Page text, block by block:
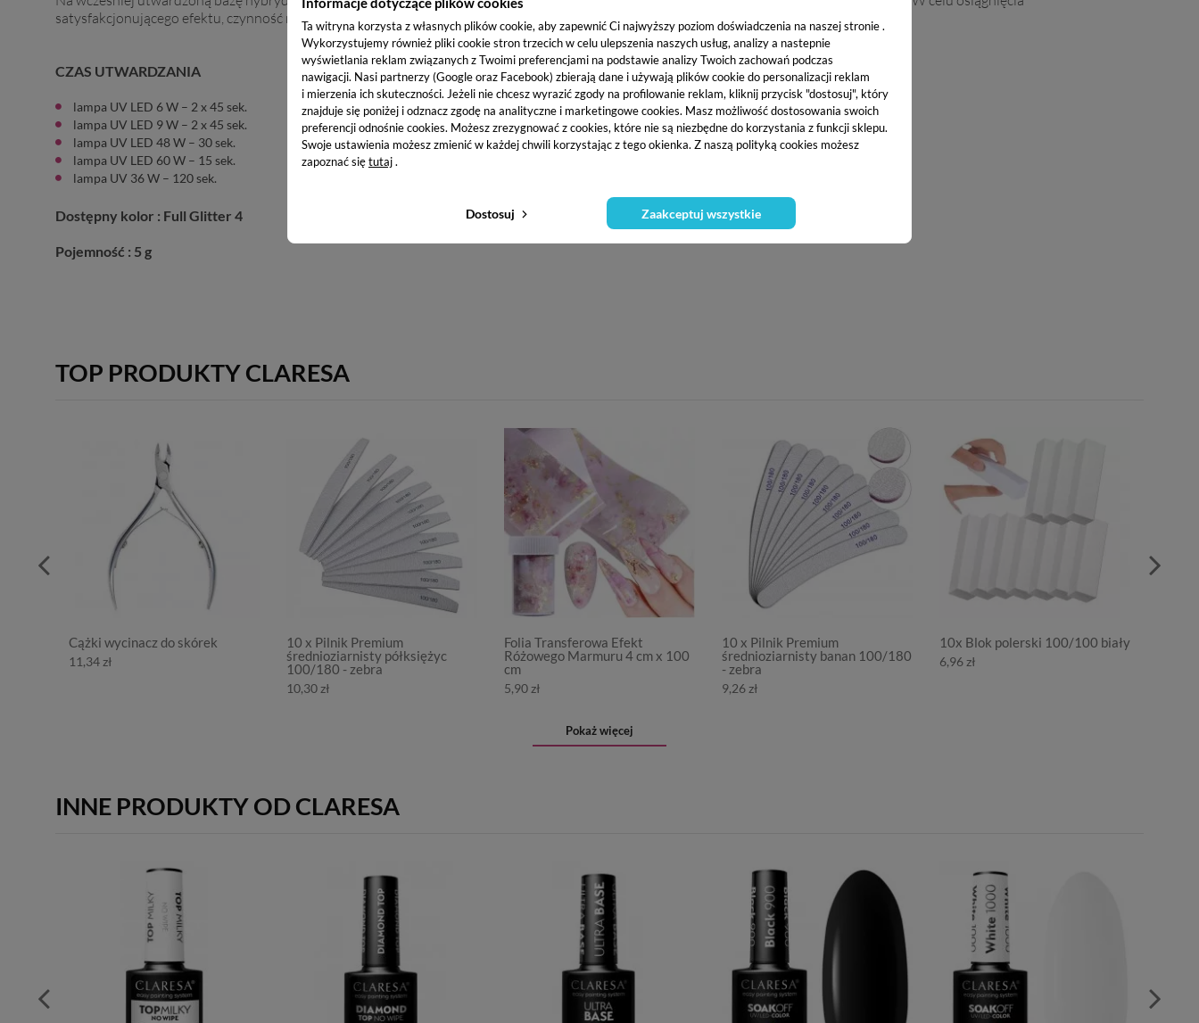
Ta witryna korzysta z własnych plików cookie, aby zapewnić Ci najwyższy poziom doświadczenia na naszej stronie .
Wykorzystujemy również pliki cookie stron trzecich w celu ulepszenia naszych usług, analizy a nastepnie
wyświetlania reklam związanych z Twoimi preferencjami na podstawie analizy Twoich zachowań podczas
nawigacji. Nasi partnerzy (Google oraz Facebook) zbierają dane i używają plików cookie do personalizacji reklam
i mierzenia ich skuteczności. Jeżeli nie chcesz wyrazić zgody na profilowanie reklam, kliknij przycisk "dostosuj", który
znajduje się poniżej i odznacz zgodę na analityczne i marketingowe cookies. Masz możliwość dostosowania swoich
preferencji odnośnie cookies. Możesz zrezygnować z cookies, które nie są niezbędne do korzystania z funkcji sklepu.
Swoje ustawienia możesz zmienić w każdej chwili korzystając z tego okienka. Z naszą polityką cookies możesz
zapoznać siętutaj.
Dostosuj Zaakceptuj wszystkie
satysfakcjonującego efektu, czynność możesz powtórzyć. Stylizację zabezpiecz aplikując i utwardzając TOP od Claresa.
CZAS UTWARDZANIA
lampa UV LED 6 W – 2 x 45 sek.
lampa UV LED 9 W – 2 x 45 sek.
lampa UV LED 48 W – 30 sek.
lampa UV LED 60 W – 15 sek.
lampa UV 36 W – 120 sek.
Dostępny kolor : Full Glitter 4
Pojemność : 5 g
TOP PRODUKTY CLARESA
Cążki wycinacz do skórek
11,34 zł
10 x Pilnik Premium
średnioziarnisty półksiężyc
100/180 - zebra
10,30 zł
Folia Transferowa Efekt
Różowego Marmuru 4 cm x 100
cm
5,90 zł
10 x Pilnik Premium
średnioziarnisty banan 100/180
- zebra
9,26 zł
10x Blok polerski 100/100 biały
6,96 zł
Pokaż więcej
INNE PRODUKTY OD CLARESA